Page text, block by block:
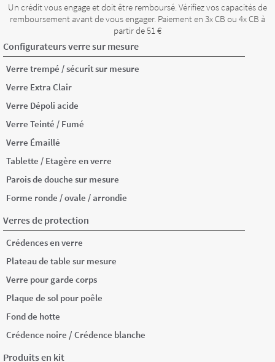
Un crédit vous engage et doit être remboursé. Vérifiez vos capacités de
remboursement avant de vous engager. Paiement en 3x CB ou 4x CB à
partir de 51 €
Configurateurs verre sur mesure
Verre trempé / sécurit sur mesure
Verre Extra Clair
Verre Dépoli acide
Verre Teinté / Fumé
Verre Émaillé
Tablette / Etagère en verre
Parois de douche sur mesure
Forme ronde / ovale / arrondie
Verres de protection
Crédences en verre
Plateau de table sur mesure
Verre pour garde corps
Plaque de sol pour poêle
Fond de hotte
Crédence noire / Crédence blanche
Produits en kit